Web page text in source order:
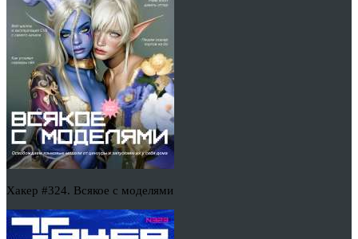
Хакер #324. Всякое с моделями